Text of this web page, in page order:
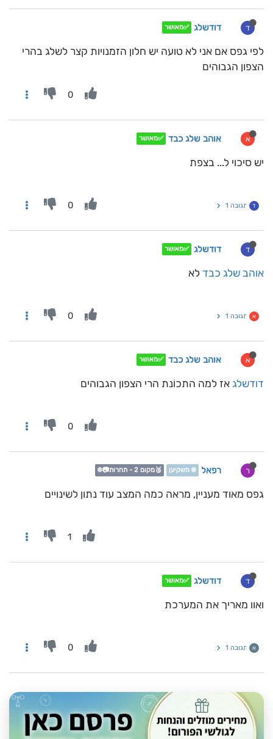
ד דודשלג ✅מאושר
לפי גפס אם אני לא טועה יש חלון הזמנויות קצר לשלג בהרי
הצפון הגבוהים
0
א אוהב שלג כבד ✅מאושר
יש סיכוי ל... בצפת
ד תגובה 1 0
ד דודשלג ✅מאושר
אוהב שלג כבד לא
א תגובה 1 0
א אוהב שלג כבד ✅מאושר
דודשלג אז למה התכוֹנת הרי הצפון הגבוהים
0
ר רפאל ❄️ משקיען 🥈מקום 2 - תחרות📷❄️
גפס מאוד מעניין, מראה כמה המצב עוד נתון לשינויים
1
ד דודשלג ✅מאושר
ואוו מאריך את המערכת
א תגובה 1 0